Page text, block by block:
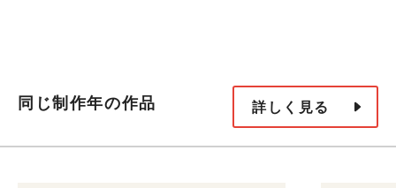
同じ制作年の作品 詳しく見る